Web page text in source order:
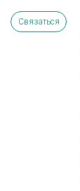
Связаться